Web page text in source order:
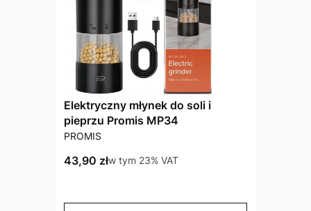
Elektryczny młynek do soli i
pieprzu Promis MP34
PRODUCENT
PROMIS
Cena brutto
43,90 złw tym %s VAT
w tym 23% VAT